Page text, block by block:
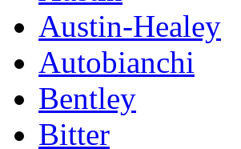
Austin-Healey
Autobianchi
Bentley
Bitter